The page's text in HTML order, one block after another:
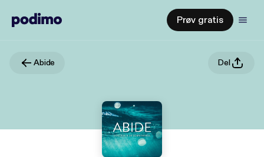
Prøv gratis
Abide Del